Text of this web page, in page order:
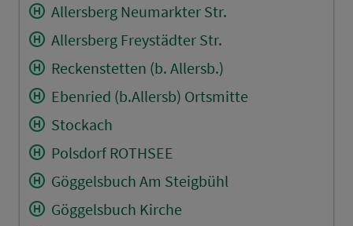
Allersberg Neumarkter Str.
Allersberg Freystädter Str.
Reckenstetten (b. Allersb.)
Ebenried (b.Allersb) Ortsmitte
Stockach
Polsdorf ROTHSEE
Göggelsbuch Am Steigbühl
Göggelsbuch Kirche